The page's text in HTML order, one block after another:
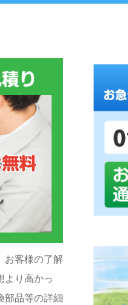
お客様の了解
より高かっ
部品等の詳細